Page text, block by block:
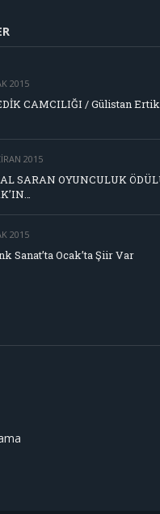
2015
CAMCILIĞI / Gülistan Ertik
2015
SARAN OYUNCULUK
2015
Sanat’ta Ocak’ta Şiir Var